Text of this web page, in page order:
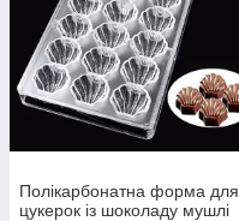
Полікарбонатна форма для
цукерок із шоколаду мушлі